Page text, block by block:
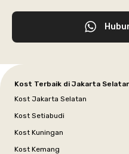
Kost Terbaik di Jakarta
Kost Jakarta Selatan
Kost Setiabudi
Kost Kuningan
Kost Kemang